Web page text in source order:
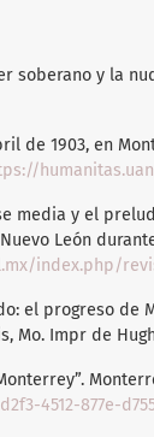
soberano y la
de 1903, en
media y el
León
index.php/
el progreso de
Mo. Impr de
4512-877e-